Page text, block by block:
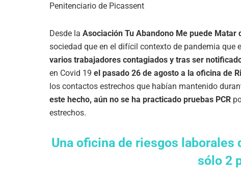
Penitenciario de Picassent
Desde la Asociación Tu Abandono Me puede Matar
sociedad que en el difícil contexto de pandemia que
varios trabajadores contagiados y tras ser
en Covid 19 el pasado 26 de agosto a la oficina de
los contactos estrechos que habían mantenido
este hecho, aún no se ha practicado pruebas PCR
estrechos.
Una oficina de riesgos
sólo 2